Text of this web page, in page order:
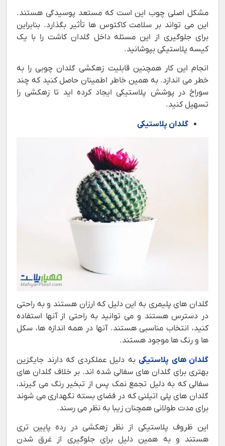
مشکل اصلی چوب این است که مستعد پوسیدگی هستند.
این می تواند بر سلامت کاکتوس ها تأثیر بگذارد. بنابراین
برای جلوگیری از این مسئله داخل گلدان کاشت را با یک
کیسه پلاستیکی بپوشانید.
انجام این کار همچنین قابلیت زهکشی گلدان چوبی را به
خطر می اندازد. به همین خاطر اطمینان حاصل کنید که چند
سوراخ در پوشش پلاستیکی ایجاد کرده اید تا زهکشی را
تسهیل کنید.
گلدان پلاستیکی
گلدان های پلیمری به این دلیل که ارزان هستند و به راحتی
در دسترس هستند و می توانید به راحتی از آنها استفاده
کنید، انتخاب مناسبی هستند. آنها در همه اندازه ها، سکل
ها و رنگ ها موجود هستند.
گلدان های پلاستیکی به دلیل عملکردی که دارند جایگزین
بهتری برای گلدان های سفالی شده اند. بر خلاف گلدان های
سفالی که به دلیل تجمع نمک پس از تبخیر رنگ می گیرند،
گلدان های پلی اتیلنی که در فضای بسته نگهداری می شوند
برای مدت طولانی همچنان زیبا به نظر می رسند.
این ظروف پلاستیکی از نظر زهکشی در رده پایین تری
هستند و به همین دلیل برای جلوگیری از غرق شدن